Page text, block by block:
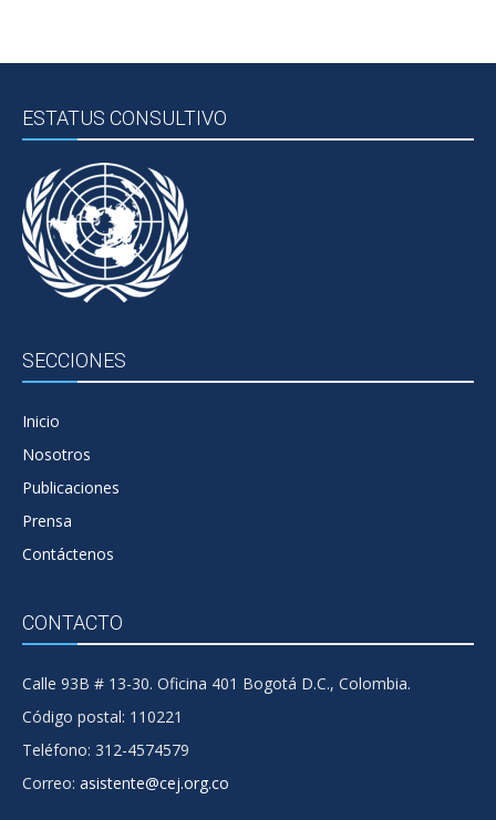
ESTATUS CONSULTIVO
SECCIONES
Inicio
Nosotros
Publicaciones
Prensa
Contáctenos
CONTACTO
Calle 93B # 13-30. Oficina 401 Bogotá D.C., Colombia.
Código postal: 110221
Teléfono: 312-4574579
Correo: asistente@cej.org.co